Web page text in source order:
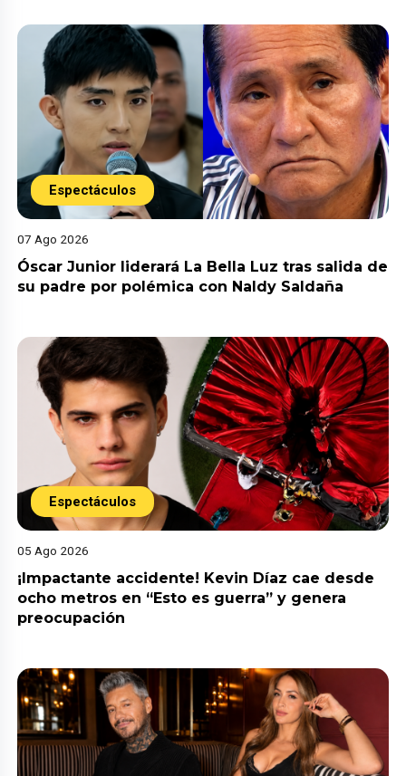
Espectáculos
07 Ago 2026
Óscar Junior liderará La Bella Luz tras salida de
su padre por polémica con Naldy Saldaña
Espectáculos
05 Ago 2026
¡Impactante accidente! Kevin Díaz cae desde
ocho metros en “Esto es guerra” y genera
preocupación